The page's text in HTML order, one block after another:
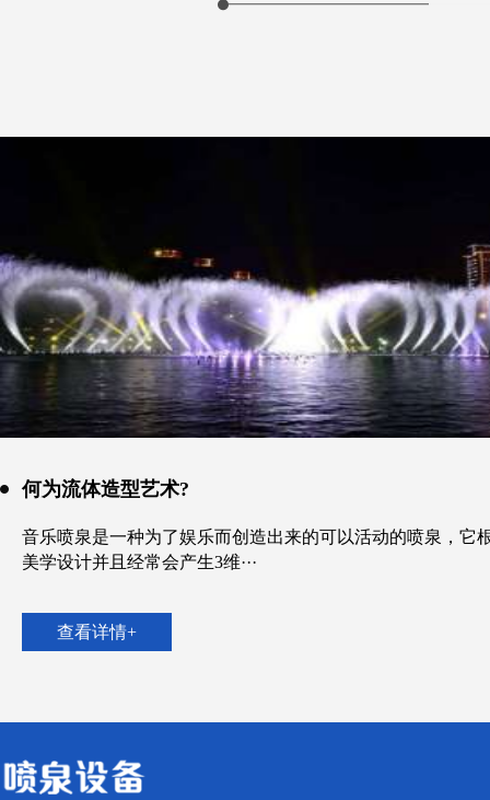
何为流体造型艺术?
音乐喷泉是一种为了娱乐而创造出来的可以活动的喷泉，它
美学设计并且经常会产生3维···
查看详情+